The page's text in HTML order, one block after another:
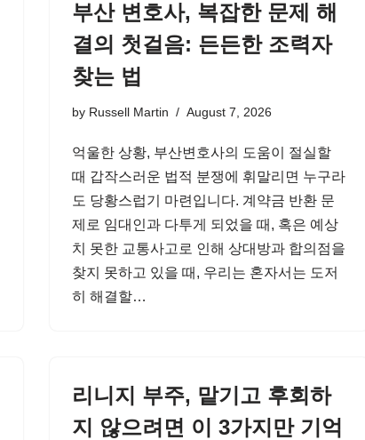
부산 변호사, 복잡한 문제 해
결의 첫걸음: 든든한 조력자
찾는 법
by Russell Martin August 7, 2026
억울한 상황, 부산변호사의 도움이 절실할
때 갑작스러운 법적 분쟁에 휘말리면 누구라
도 당황스럽기 마련입니다. 계약금 반환 문
제로 임대인과 다투게 되었을 때, 혹은 예상
치 못한 교통사고로 인해 상대방과 합의점을
찾지 못하고 있을 때, 우리는 혼자서는 도저
히 해결할…
리니지 부주, 맡기고 후회하
지 않으려면 이 3가지만 기억